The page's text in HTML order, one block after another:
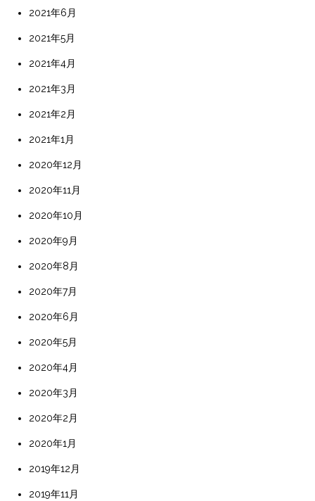
2021年6月
2021年5月
2021年4月
2021年3月
2021年2月
2021年1月
2020年12月
2020年11月
2020年10月
2020年9月
2020年8月
2020年7月
2020年6月
2020年5月
2020年4月
2020年3月
2020年2月
2020年1月
2019年12月
2019年11月